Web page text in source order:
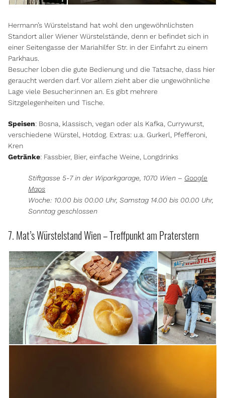
Hermann’s Würstelstand hat wohl den ungewöhnlichsten
Standort aller Wiener Würstelstände, denn er befindet sich in
einer Seitengasse der Mariahilfer Str. in der Einfahrt zu einem
Parkhaus.
Besucher loben die gute Bedienung und die Tatsache, dass hier
geraucht werden darf. Vor allem zieht aber die ungewöhnliche
Lage viele Besucher:innen an. Es gibt mehrere
Sitzgelegenheiten und Tische.
Speisen: Bosna, klassisch, vegan oder als Kafka, Currywurst,
verschiedene Würstel, Hotdog. Extras: u.a. Gurkerl, Pfefferoni,
Kren
Getränke: Fassbier, Bier, einfache Weine, Longdrinks
Stiftgasse 5-7 in der Wiparkgarage, 1070 Wien – Google
Maps
Woche: 10.00 bis 00.00 Uhr, Samstag 14.00 bis 00.00 Uhr,
Sonntag geschlossen
7. Mat’s Würstelstand Wien – Treffpunkt am Praterstern